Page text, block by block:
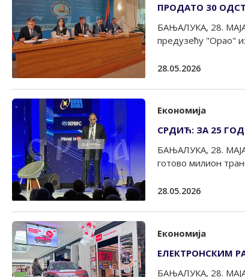
ПРОДАТО 30
БАЊАЛУКА, 28. МАЈА
предузећу "Орао"
28.05.2026
Економија
СРДИЋ: ЗА 25
БАЊАЛУКА, 28.
готово милион
28.05.2026
Економија
ЕЛЕКТРОНСКИМ
БАЊАЛУКА, 28.